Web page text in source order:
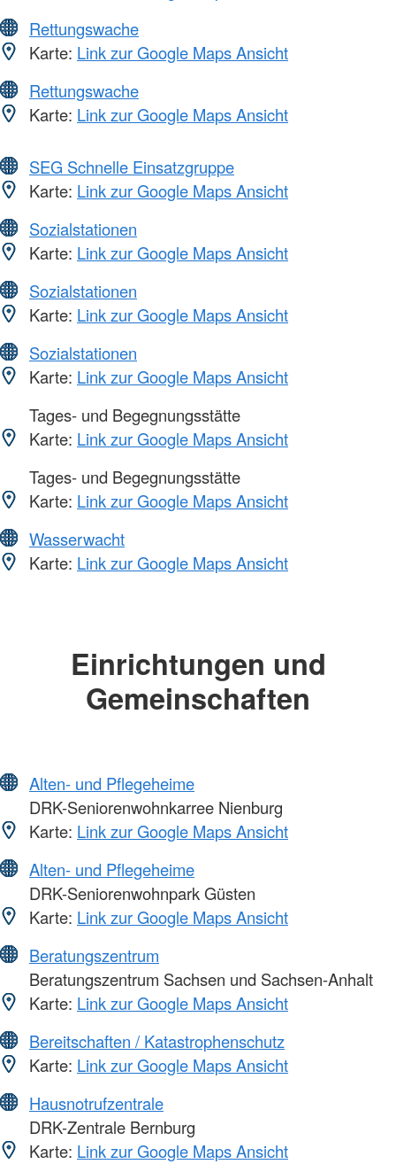
Rettungswache
Karte: Link zur Google Maps Ansicht
Rettungswache
Karte: Link zur Google Maps Ansicht
SEG Schnelle Einsatzgruppe
Karte: Link zur Google Maps Ansicht
Sozialstationen
Karte: Link zur Google Maps Ansicht
Sozialstationen
Karte: Link zur Google Maps Ansicht
Sozialstationen
Karte: Link zur Google Maps Ansicht
Tages- und Begegnungsstätte
Karte: Link zur Google Maps Ansicht
Tages- und Begegnungsstätte
Karte: Link zur Google Maps Ansicht
Wasserwacht
Karte: Link zur Google Maps Ansicht
Einrichtungen und
Gemeinschaften
Alten- und Pflegeheime
DRK-Seniorenwohnkarree Nienburg
Karte: Link zur Google Maps Ansicht
Alten- und Pflegeheime
DRK-Seniorenwohnpark Güsten
Karte: Link zur Google Maps Ansicht
Beratungszentrum
Beratungszentrum Sachsen und Sachsen-Anhalt
Karte: Link zur Google Maps Ansicht
Bereitschaften / Katastrophenschutz
Karte: Link zur Google Maps Ansicht
Hausnotrufzentrale
DRK-Zentrale Bernburg
Karte: Link zur Google Maps Ansicht